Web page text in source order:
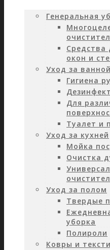
Генеральная
Средства
окон и
Уход за
Гигиена
Для
Туалет и
Уход за кухней
Мойка
Очистка
Уход за полом
Твердые
уборка
Полироли
Ковры и